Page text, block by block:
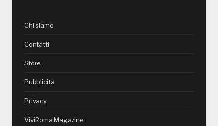
Chi siamo
Contatti
Store
Pubblicità
Privacy
ViviRoma Magazine